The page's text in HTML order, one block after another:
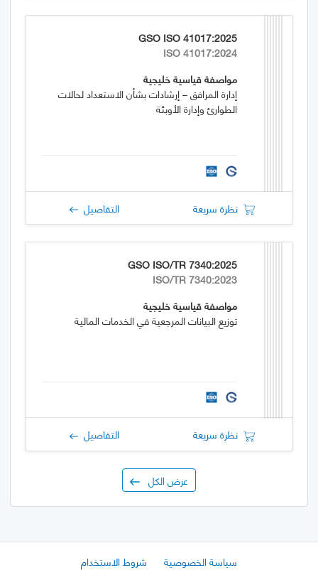
GSO ISO 41017:2025
ISO 41017:2024
مواصفة قياسية خليجية
إدارة المرافق – إرشادات بشأن الاستعداد لحالات
الطوارئ وإدارة الأوبئة
نظرة سريعة التفاصيل
GSO ISO/TR 7340:2025
ISO/TR 7340:2023
مواصفة قياسية خليجية
توزيع البيانات المرجعية في الخدمات المالية
نظرة سريعة التفاصيل
عرض الكل
سياسة الخصوصية شروط الاستخدام